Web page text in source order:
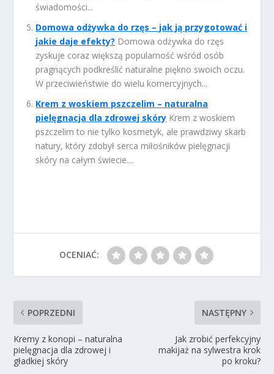
świadomości...
Domowa odżywka do rzęs – jak ją przygotować i
jakie daje efekty? Domowa odżywka do rzęs
zyskuje coraz większą popularność wśród osób
pragnących podkreślić naturalne piękno swoich oczu.
W przeciwieństwie do wielu komercyjnych...
Krem z woskiem pszczelim – naturalna
pielęgnacja dla zdrowej skóry Krem z woskiem
pszczelim to nie tylko kosmetyk, ale prawdziwy skarb
natury, który zdobył serca miłośników pielęgnacji
skóry na całym świecie....
OCENIAĆ:
POPRZEDNI
Kremy z konopi – naturalna
pielęgnacja dla zdrowej i
gładkiej skóry
NASTĘPNY
Jak zrobić perfekcyjny
makijaż na sylwestra krok
po kroku?